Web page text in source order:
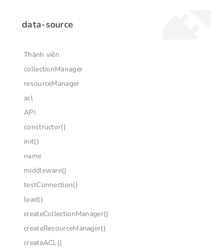
data-source
Thành viên
collectionManager
resourceManager
acl
API
constructor()
init()
name
middleware()
testConnection()
load()
createCollectionManager()
createResourceManager()
createACL()